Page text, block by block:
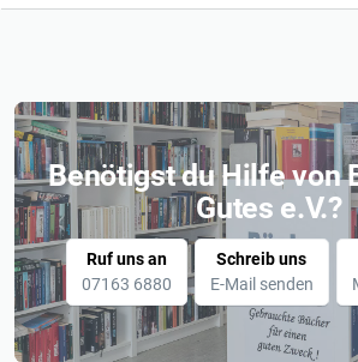
Benötigst du Hilfe von
Gutes e.V.?
Ruf uns an
07163 6880
Schreib uns
E-Mail senden